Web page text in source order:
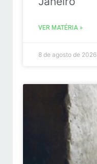
VER MATÉRIA »
8 de agosto de 2026